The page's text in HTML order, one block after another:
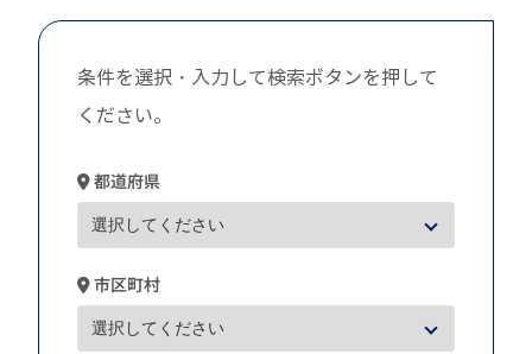
条件を選択・入力して検索ボタンを押して
ください。
都道府県
市区町村